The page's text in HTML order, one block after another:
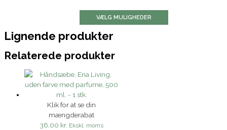
VÆLG MULIGHEDER
Lignende produkter
Relaterede produkter
Klik for at se din
mængderabat
36,00 kr. Ekskl. moms